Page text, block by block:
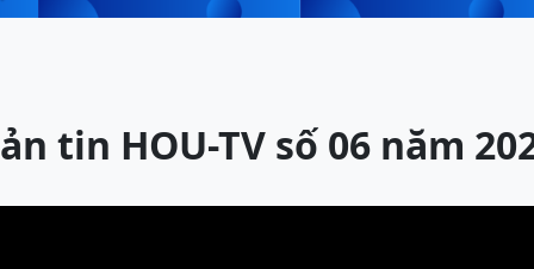
tin HOU-TV số 06 năm